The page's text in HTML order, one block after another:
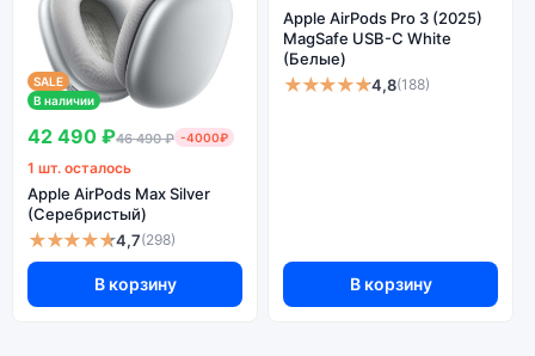
SALE
В наличии
42 490 ₽46 490 ₽ -4000₽
1 шт. осталось
Apple AirPods Max Silver
(Серебристый)
★★★★★4,7(298)
В корзину
Apple AirPods Pro 3 (2025)
MagSafe USB-C White
(Белые)
★★★★★4,8(188)
В корзину